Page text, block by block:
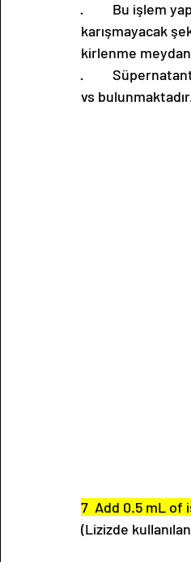
·         Bu işlem
karışmayacak
kirlenme
·
vs
7  Add 0.5 mL of
(Lizizde